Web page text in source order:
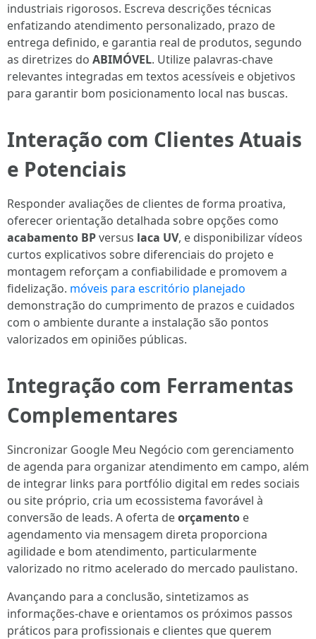
industriais rigorosos. Escreva descrições técnicas
enfatizando atendimento personalizado, prazo de
entrega definido, e garantia real de produtos, segundo
as diretrizes do ABIMÓVEL. Utilize palavras-chave
relevantes integradas em textos acessíveis e objetivos
para garantir bom posicionamento local nas buscas.
Interação com Clientes Atuais
e Potenciais
Responder avaliações de clientes de forma proativa,
oferecer orientação detalhada sobre opções como
acabamento BPversus laca UV, e disponibilizar vídeos
curtos explicativos sobre diferenciais do projeto e
montagem reforçam a confiabilidade e promovem a
fidelização. móveis para escritório planejado
demonstração do cumprimento de prazos e cuidados
com o ambiente durante a instalação são pontos
valorizados em opiniões públicas.
Integração com Ferramentas
Complementares
Sincronizar Google Meu Negócio com gerenciamento
de agenda para organizar atendimento em campo, além
de integrar links para portfólio digital em redes sociais
ou site próprio, cria um ecossistema favorável à
conversão de leads. A oferta deorçamento e
agendamento via mensagem direta proporciona
agilidade e bom atendimento, particularmente
valorizado no ritmo acelerado do mercado paulistano.
Avançando para a conclusão, sintetizamos as
informações-chave e orientamos os próximos passos
práticos para profissionais e clientes que querem